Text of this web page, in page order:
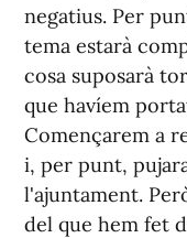
negatius. Per
tema estarà
cosa suposarà
que havíem
Començarem a
i, per punt,
l'ajuntament.
del que hem fet